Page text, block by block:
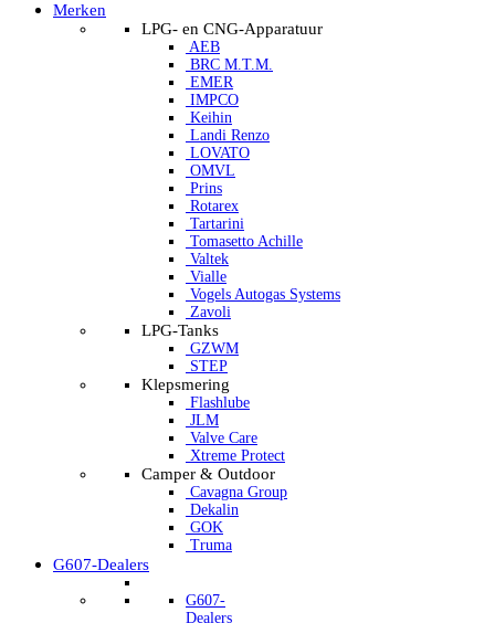
Merken
LPG- en CNG-Apparatuur
AEB
BRC M.T.M.
EMER
IMPCO
Keihin
Landi Renzo
LOVATO
OMVL
Prins
Rotarex
Tartarini
Tomasetto Achille
Valtek
Vialle
Vogels Autogas Systems
Zavoli
LPG-Tanks
GZWM
STEP
Klepsmering
Flashlube
JLM
Valve Care
Xtreme Protect
Camper & Outdoor
Cavagna Group
Dekalin
GOK
Truma
G607-Dealers
G607-
Dealers